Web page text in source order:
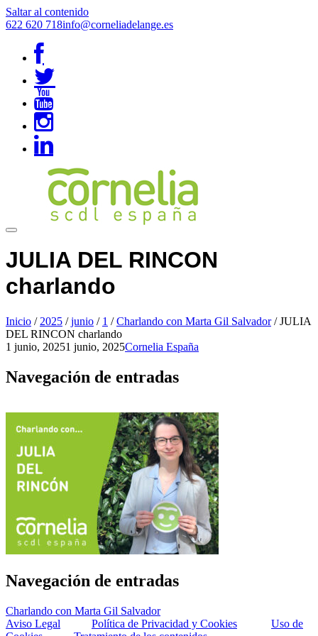
Saltar al contenido
622 620 718info@corneliadelange.es
JULIA DEL RINCON
charlando
Inicio / 2025 / junio / 1 / Charlando con Marta Gil Salvador / JULIA
DEL RINCON charlando
1 junio, 20251 junio, 2025Cornelia España
Navegación de entradas
Navegación de entradas
Charlando con Marta Gil Salvador
Aviso Legal
Política de Privacidad y Cookies
Uso de